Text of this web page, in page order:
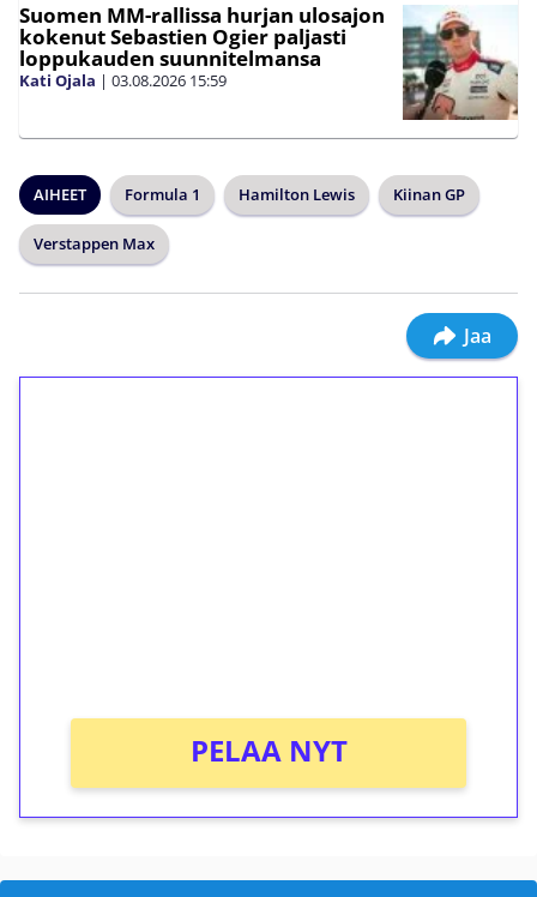
Suomen MM-rallissa hurjan ulosajon
kokenut Sebastien Ogier paljasti
loppukauden suunnitelmansa
Kati Ojala | 03.08.2026 15:59
AIHEET Formula 1 Hamilton Lewis Kiinan GP
Verstappen Max
Jaa
PELAA NYT